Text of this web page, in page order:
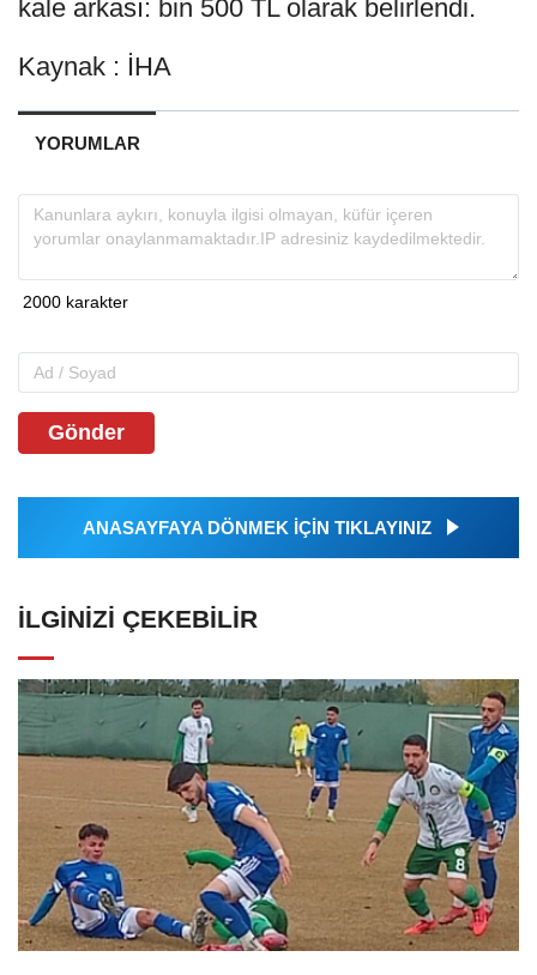
kale arkası: bin 500 TL olarak belirlendi.
Kaynak : İHA
YORUMLAR
Gönder
ANASAYFAYA DÖNMEK İÇİN TIKLAYINIZ
İLGINIZI ÇEKEBILIR